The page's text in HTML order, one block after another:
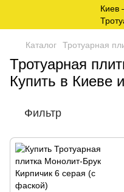
Каталог Тротуарная
Тротуарная
Купить в Киеве
Фильтр